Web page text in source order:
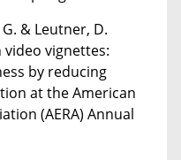
& Leutner, D.
video vignettes:
by reducing
at the American
(AERA) Annual